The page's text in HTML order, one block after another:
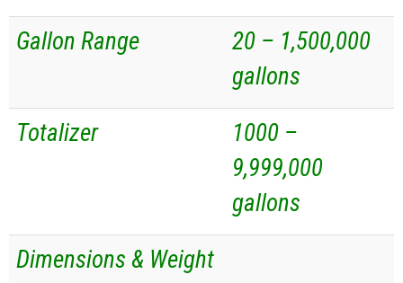
Gallon Range
20 – 1,500,000
gallons
Totalizer
1000 –
9,999,000
gallons
Dimensions & Weight